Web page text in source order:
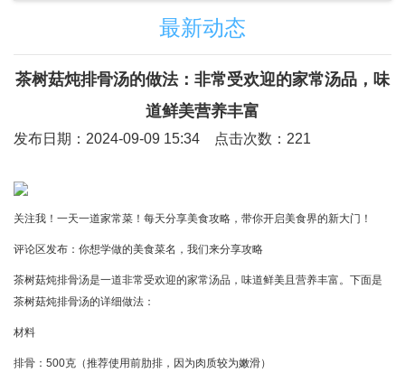
最新动态
茶树菇炖排骨汤的做法：非常受欢迎的家常汤品，味
道鲜美营养丰富
发布日期：2024-09-09 15:34 点击次数：221
关注我！一天一道家常菜！每天分享美食攻略，带你开启美食界的新大门！
评论区发布：你想学做的美食菜名，我们来分享攻略
茶树菇炖排骨汤是一道非常受欢迎的家常汤品，味道鲜美且营养丰富。下面是
茶树菇炖排骨汤的详细做法：
材料
排骨：500克（推荐使用前肋排，因为肉质较为嫩滑）